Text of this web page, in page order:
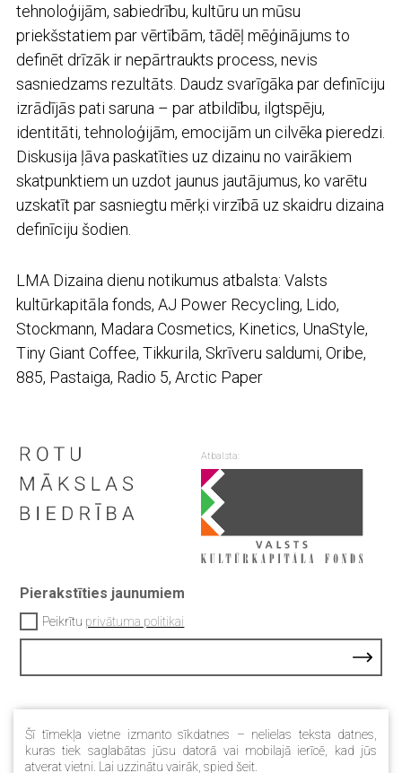
tehnoloģijām, sabiedrību, kultūru un mūsu
priekšstatiem par vērtībām, tādēļ mēģinājums to
definēt drīzāk ir nepārtraukts process, nevis
sasniedzams rezultāts. Daudz svarīgāka par definīciju
izrādījās pati saruna – par atbildību, ilgtspēju,
identitāti, tehnoloģijām, emocijām un cilvēka pieredzi.
Diskusija ļāva paskatīties uz dizainu no vairākiem
skatpunktiem un uzdot jaunus jautājumus, ko varētu
uzskatīt par sasniegtu mērķi virzībā uz skaidru dizaina
definīciju šodien.
LMA Dizaina dienu notikumus atbalsta: Valsts
kultūrkapitāla fonds, AJ Power Recycling, Lido,
Stockmann, Madara Cosmetics, Kinetics, UnaStyle,
Tiny Giant Coffee, Tikkurila, Skrīveru saldumi, Oribe,
885, Pastaiga, Radio 5, Arctic Paper
Atbalsta:
Pierakstīties jaunumiem
Peikrītu privātuma politikai
Privātuma Politika
Šī tīmekļa vietne izmanto sīkdatnes – nelielas teksta datnes,
kuras tiek saglabātas jūsu datorā vai mobilajā ierīcē, kad jūs
atverat vietni. Lai uzzinātu vairāk, spied šeit